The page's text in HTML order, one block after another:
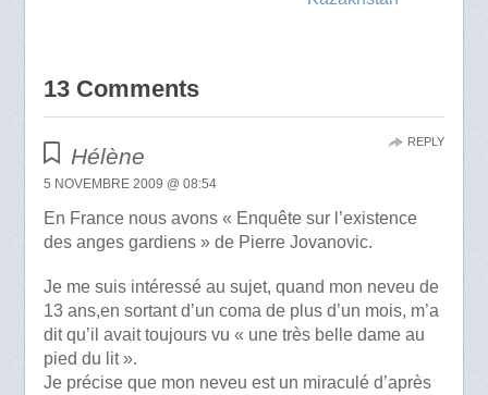
13 Comments
Hélène
5 NOVEMBRE 2009 @ 08:54
En France nous avons « Enquête sur l’existence
des anges gardiens » de Pierre Jovanovic.
Je me suis intéressé au sujet, quand mon neveu de
13 ans,en sortant d’un coma de plus d’un mois, m’a
dit qu’il avait toujours vu « une très belle dame au
pied du lit ».
Je précise que mon neveu est un miraculé d’après
REPLY